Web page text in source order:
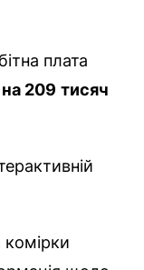
плата
209 тисяч
комірки